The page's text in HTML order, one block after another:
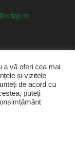
RJPP
a vă oferi cea mai
și vizitele
de acord cu
puteți